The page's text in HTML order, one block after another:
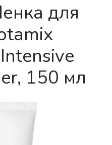
для
150 мл